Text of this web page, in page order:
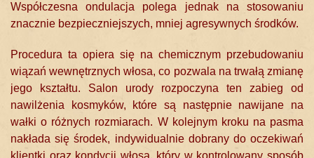
Współczesna ondulacja polega jednak na stosowaniu
znacznie bezpieczniejszych, mniej agresywnych środków.
Procedura ta opiera się na chemicznym przebudowaniu
wiązań wewnętrznych włosa, co pozwala na trwałą zmianę
jego kształtu. Salon urody rozpoczyna ten zabieg od
nawilżenia kosmyków, które są następnie nawijane na
wałki o różnych rozmiarach. W kolejnym kroku na pasma
nakłada się środek, indywidualnie dobrany do oczekiwań